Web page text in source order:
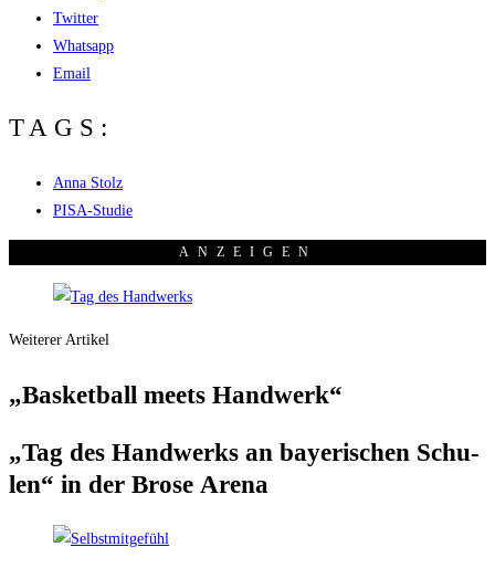
Twitter
Whatsapp
Email
TAGS:
Anna Stolz
PISA-Studie
ANZEI­GEN
Weiterer Artikel
„Bas­ket­ball meets Handwerk“
„Tag des Hand­werks an baye­ri­schen Schu­
len“ in der Bro­se Arena